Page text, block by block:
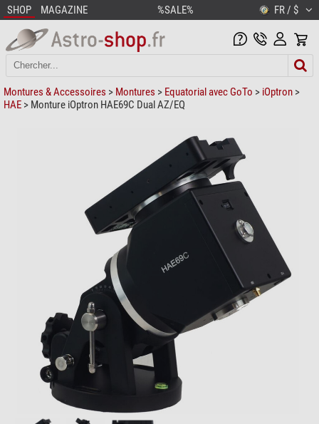
SHOP MAGAZINE %SALE% FR / $
Montures & Accessoires > Montures > Equatorial avec GoTo > iOptron >
HAE > Monture iOptron HAE69C Dual AZ/EQ